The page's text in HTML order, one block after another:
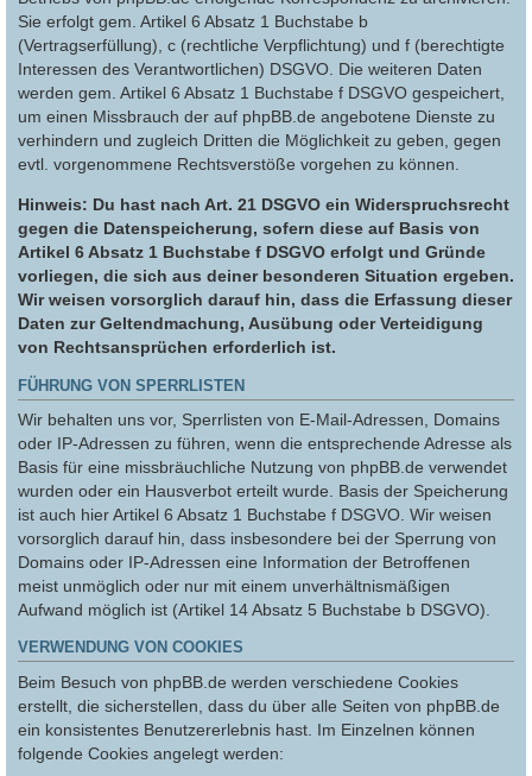
Sie erfolgt gem. Artikel 6 Absatz 1 Buchstabe b
(Vertragserfüllung), c (rechtliche Verpflichtung) und f (berechtigte
Interessen des Verantwortlichen) DSGVO. Die weiteren Daten
werden gem. Artikel 6 Absatz 1 Buchstabe f DSGVO gespeichert,
um einen Missbrauch der auf phpBB.de angebotene Dienste zu
verhindern und zugleich Dritten die Möglichkeit zu geben, gegen
evtl. vorgenommene Rechtsverstöße vorgehen zu können.
Hinweis: Du hast nach Art. 21 DSGVO ein Widerspruchsrecht
gegen die Datenspeicherung, sofern diese auf Basis von
Artikel 6 Absatz 1 Buchstabe f DSGVO erfolgt und Gründe
vorliegen, die sich aus deiner besonderen Situation ergeben.
Wir weisen vorsorglich darauf hin, dass die Erfassung dieser
Daten zur Geltendmachung, Ausübung oder Verteidigung
von Rechtsansprüchen erforderlich ist.
FÜHRUNG VON SPERRLISTEN
Wir behalten uns vor, Sperrlisten von E-Mail-Adressen, Domains
oder IP-Adressen zu führen, wenn die entsprechende Adresse als
Basis für eine missbräuchliche Nutzung von phpBB.de verwendet
wurden oder ein Hausverbot erteilt wurde. Basis der Speicherung
ist auch hier Artikel 6 Absatz 1 Buchstabe f DSGVO. Wir weisen
vorsorglich darauf hin, dass insbesondere bei der Sperrung von
Domains oder IP-Adressen eine Information der Betroffenen
meist unmöglich oder nur mit einem unverhältnismäßigen
Aufwand möglich ist (Artikel 14 Absatz 5 Buchstabe b DSGVO).
VERWENDUNG VON COOKIES
Beim Besuch von phpBB.de werden verschiedene Cookies
erstellt, die sicherstellen, dass du über alle Seiten von phpBB.de
ein konsistentes Benutzererlebnis hast. Im Einzelnen können
folgende Cookies angelegt werden: